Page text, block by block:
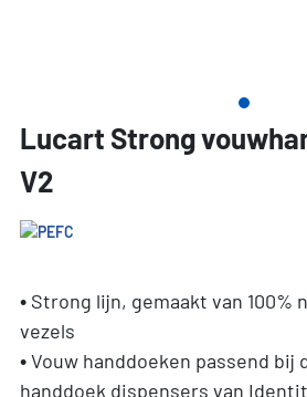
Lucart Strong
V2
• Strong lijn, gemaakt van 100%
vezels
• Vouw handdoeken passend bij
handdoek dispensers van